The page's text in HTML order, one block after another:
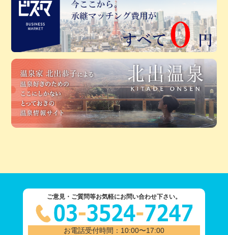
ご意見・ご質問等お気軽にお問い合わせ下さい。
お電話受付時間：10:00〜17:00